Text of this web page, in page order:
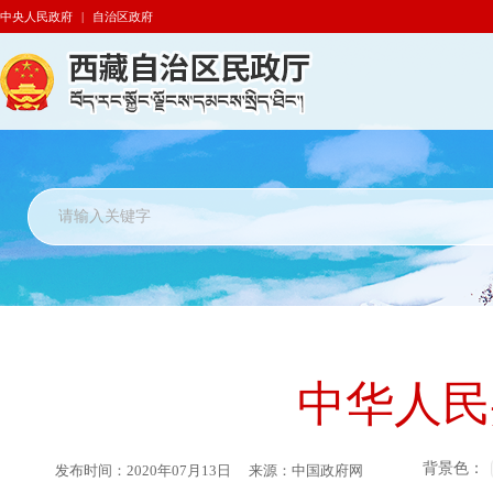
中央人民政府 | 自治区政府
中华人
发布时间： 2020年07月13日 来源： 中国政府网 背景色：